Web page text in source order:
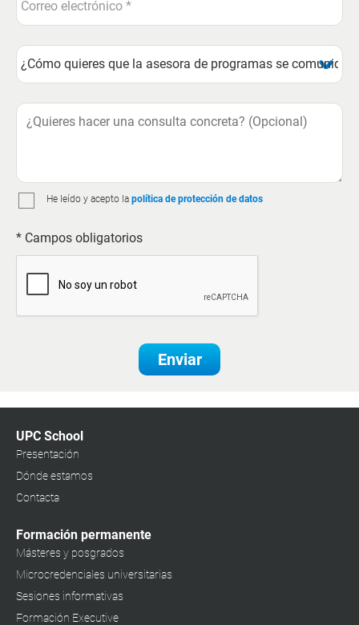
He leído y acepto la política de protección de datos
* Campos obligatorios
Enviar
UPC School
Presentación
Dónde estamos
Contacta
Formación permanente
Másteres y posgrados
Microcredenciales universitarias
Sesiones informativas
Formación Executive